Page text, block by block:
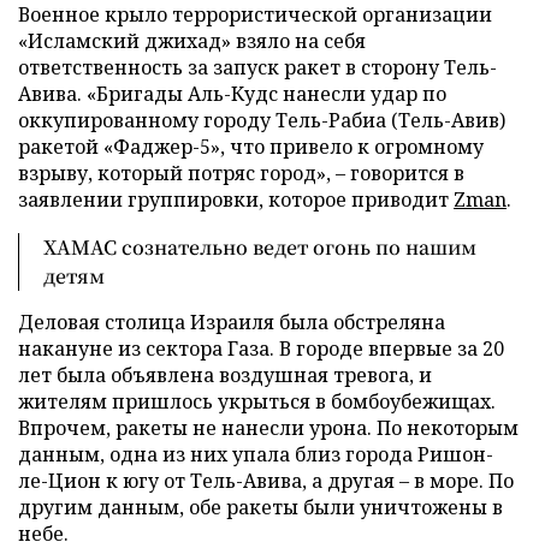
Военное крыло террористической организации
«Исламский джихад» взяло на себя
ответственность за запуск ракет в сторону Тель-
Авива. «Бригады Аль-Кудс нанесли удар по
оккупированному городу Тель-Рабиа (Тель-Авив)
ракетой «Фаджер-5», что привело к огромному
взрыву, который потряс город», – говорится в
заявлении группировки, которое приводит Zman.
ХАМАС сознательно ведет огонь по нашим
детям
Деловая столица Израиля была обстреляна
накануне из сектора Газа. В городе впервые за 20
лет была объявлена воздушная тревога, и
жителям пришлось укрыться в бомбоубежищах.
Впрочем, ракеты не нанесли урона. По некоторым
данным, одна из них упала близ города Ришон-
ле-Цион к югу от Тель-Авива, а другая – в море. По
другим данным, обе ракеты были уничтожены в
небе.